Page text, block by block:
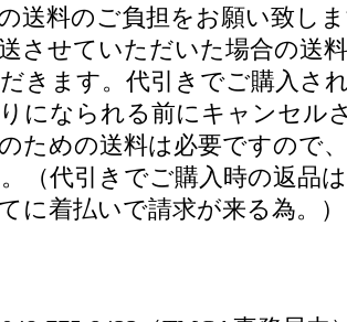
送料のご負担をお願い致し
させていただいた場合の送
きます。代引きでご購入さ
になられる前にキャンセル
ための送料は必要ですので
（代引きでご購入時の返品
に着払いで請求が来る為。）